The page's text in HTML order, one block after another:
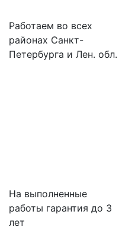
Работаем во всех
районах Санкт-
Петербурга и Лен. обл.
На выполненные
работы гарантия до 3
лет